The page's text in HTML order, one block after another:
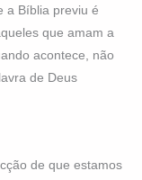
a Bíblia previu é
que amam a
acontece, não
de Deus
de que estamos